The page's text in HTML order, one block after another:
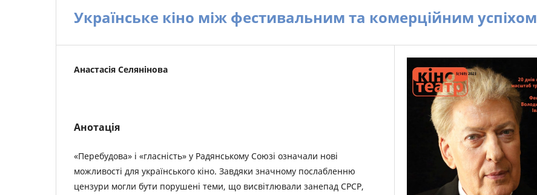
Українське кіно між фестивальним та комерційним успіхом
Анастасія Селянінова
Анотація
«Перебудова» і «гласність» у Радянському Союзі означали нові
можливості для українського кіно. Завдяки значному послабленню
цензури могли бути порушені теми, що висвітлювали занепад СРСР,